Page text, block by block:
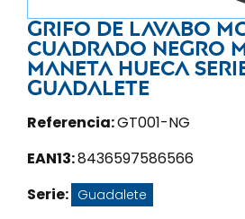
Grifo de lavabo
cuadrado negro
maneta hueca
Guadalete
Referencia:GT001-NG
EAN13:8436597586566
Serie: Guadalete